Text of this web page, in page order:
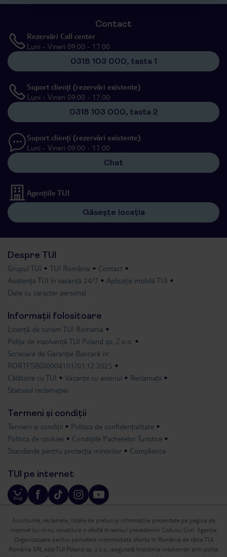
Contact
Rezervări Call center
Luni - Vineri 09:00 - 17:00
0318 103 000, tasta 1
Suport clienți (rezervări existente)
Luni - Vineri 09:00 - 17:00
0318 103 000, tasta 2
Suport clienți (rezervări existente)
Luni - Vineri 09:00 - 17:00
Chat
Agențiile TUI
Găsește locația
Despre TUI
Grupul TUI TUI România
Contact
Asistența TUI în vacanță 24/7
Aplicație mobilă TUI
Date cu caracter personal
Informații folositoare
Licență de turism TUI Romania
Polița de insolvență TUI Poland sp. Z.o.o.
Scrisoare de Garanție Bancară nr.
RORTFSBGI0004101/03.12.2025
Călătorie cu TUI
Vacanțe cu avionul
Reclamații
Statusul reclamației
Termeni și condiții
Termeni și condiții
Politica de confidențialitate
Politica de cookies
Condițiile Pachetelor Turistice
Standarde pentru protecția minorilor
Compliance
TUI pe internet
Anunțurile, reclamele, listele de prețuri și informațiile prezentate pe pagina de
internet tui.ro nu constituie o ofertă în sensul prevederilor Codului Civil. Agenția
Organizatoare pentru pachetele intermediate oferite în România de către TUI
România SRL este TUI Poland sp. z.o.o., asigurată împotriva insolvenței prin polița